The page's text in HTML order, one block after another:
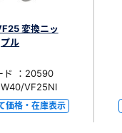
変換ニッ
プル
ド ：20590
VF25NI
価格・在庫表示